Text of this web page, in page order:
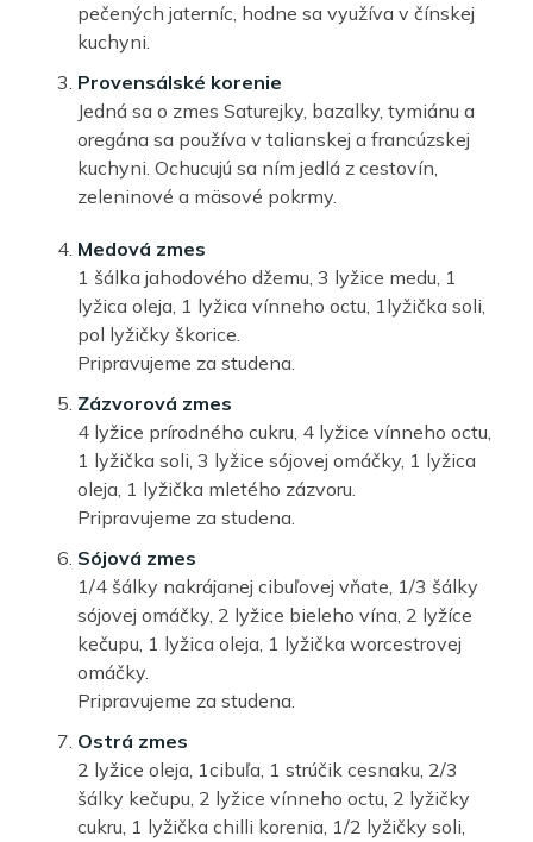
pečených jaterníc, hodne sa využíva v čínskej
kuchyni.
Provensálské korenie
Jedná sa o zmes Saturejky, bazalky, tymiánu a
oregána sa používa v talianskej a francúzskej
kuchyni. Ochucujú sa ním jedlá z cestovín,
zeleninové a mäsové pokrmy.
Medová zmes
1 šálka jahodového džemu, 3 lyžice medu, 1
lyžica oleja, 1 lyžica vínneho octu, 1lyžička soli,
pol lyžičky škorice.
Pripravujeme za studena.
Zázvorová zmes
4 lyžice prírodného cukru, 4 lyžice vínneho octu,
1 lyžička soli, 3 lyžice sójovej omáčky, 1 lyžica
oleja, 1 lyžička mletého zázvoru.
Pripravujeme za studena.
Sójová zmes
1/4 šálky nakrájanej cibuľovej vňate, 1/3 šálky
sójovej omáčky, 2 lyžice bieleho vína, 2 lyžíce
kečupu, 1 lyžica oleja, 1 lyžička worcestrovej
omáčky.
Pripravujeme za studena.
Ostrá zmes
2 lyžice oleja, 1cibuľa, 1 strúčik cesnaku, 2/3
šálky kečupu, 2 lyžice vínneho octu, 2 lyžičky
cukru, 1 lyžička chilli korenia, 1/2 lyžičky soli,